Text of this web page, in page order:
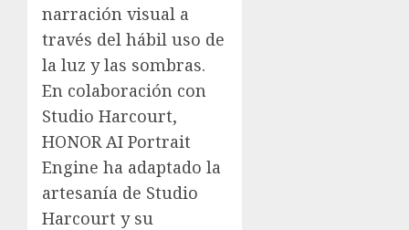
narración visual a
través del hábil uso de
la luz y las sombras.
En colaboración con
Studio Harcourt,
HONOR AI Portrait
Engine ha adaptado la
artesanía de Studio
Harcourt y su